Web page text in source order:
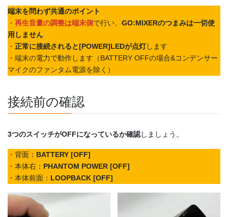
端末を問わず共通のポイント
・ 再生音量の調整は端末側で行い、 GO:MIXERのつまみは一切使
用しません
・ 正常に接続されると[POWER]LEDが点灯します
・端末の電力で動作します（BATTERY OFFの場合&コンデンサー
マイクのファンタム電源を除く）
接続前の確認
3つのスイッチがOFFになっているか確認しましょう。
・背面： BATTERY [OFF]
・本体右： PHANTOM POWER [OFF]
・本体前面： LOOPBACK [OFF]